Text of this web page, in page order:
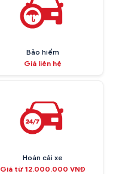
Bảo hiểm
Giá liên hệ
Hoán cải xe
Giá từ 12.000.000 VNĐ